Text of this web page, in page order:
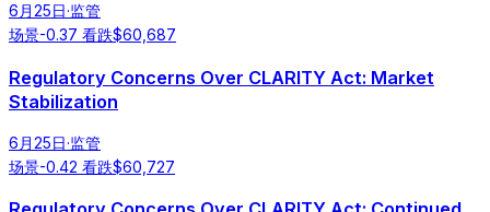
6月25日·监管
场景-0.37 看跌$60,687
Regulatory Concerns Over CLARITY Act: Market
Stabilization
6月25日·监管
场景-0.42 看跌$60,727